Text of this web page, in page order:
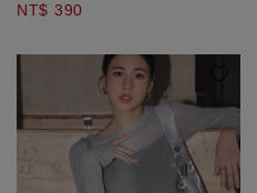
NT$ 390